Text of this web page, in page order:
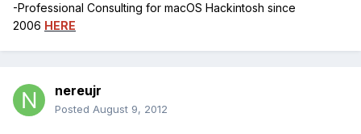
-Professional Consulting for macOS Hackintosh since
2006 HERE
nereujr
Posted August 9, 2012